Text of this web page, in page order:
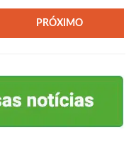
PRÓXIMO